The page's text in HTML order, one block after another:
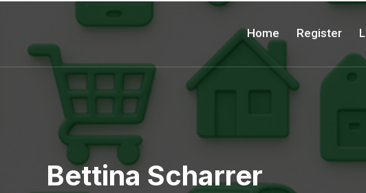
Home Register
Bettina Scharrer